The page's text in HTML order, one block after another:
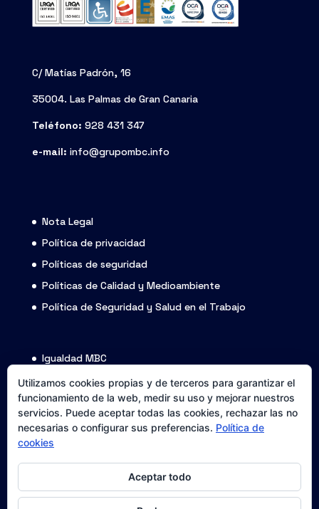
C/ Matías Padrón, 16
35004. Las Palmas de Gran Canaria
Teléfono: 928 431 347
e-mail: info@grupombc.info
Nota Legal
Política de privacidad
Políticas de seguridad
Políticas de Calidad y Medioambiente
Política de Seguridad y Salud en el Trabajo
Igualdad MBC
Código ético
Transparencia
Política de cookies
Accesibilidad
Canal de denuncias
Utilizamos cookies propias y de terceros para garantizar el
funcionamiento de la web, medir su uso y mejorar nuestros
servicios. Puede aceptar todas las cookies, rechazar las no
necesarias o configurar sus preferencias. Política de
cookies
Aceptar todo